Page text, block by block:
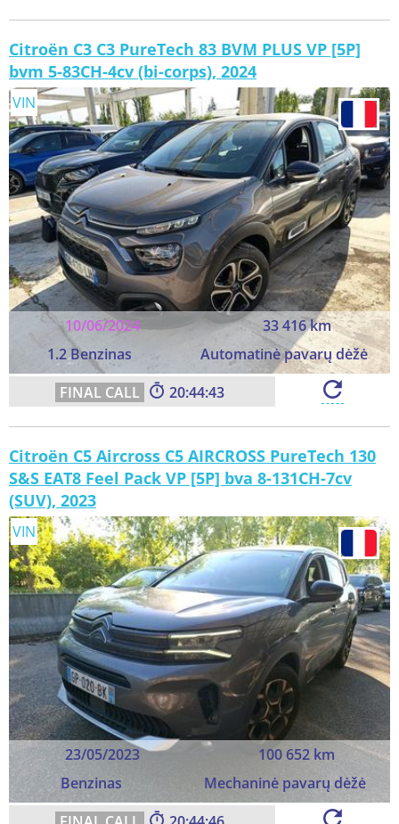
Citroën C3 C3 PureTech 83 BVM PLUS VP [5P]
bvm 5-83CH-4cv (bi-corps), 2024
10/06/2024
33 416 km
1.2 Benzinas
Automatinė pavarų dėžė
VIN
20:44:41
Citroën C5 Aircross C5 AIRCROSS PureTech 130
S&S EAT8 Feel Pack VP [5P] bva 8-131CH-7cv
(SUV), 2023
23/05/2023
100 652 km
Benzinas
Mechaninė pavarų dėžė
VIN